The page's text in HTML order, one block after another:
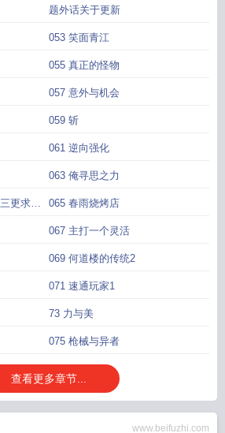
题外话关于更新
053 笑面青江
055 真正的怪物
057 意外与机会
059 斩
061 逆向强化
063 俺寻思之力
更求追 065 春雨烧烤店
067 主打一个灵活
069 何道楼的传统2
071 速通玩家1
73 力与美
075 枪械与异者
查看更多章节...
www.beifuzhi.com